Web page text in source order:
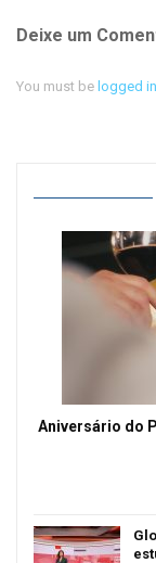
Deixe um
You must be logged in
Aniversário do